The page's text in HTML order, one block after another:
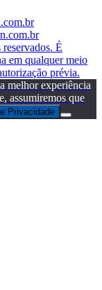
É
em qualquer meio
prévia.
melhor experiência
assumiremos que
Privacidade